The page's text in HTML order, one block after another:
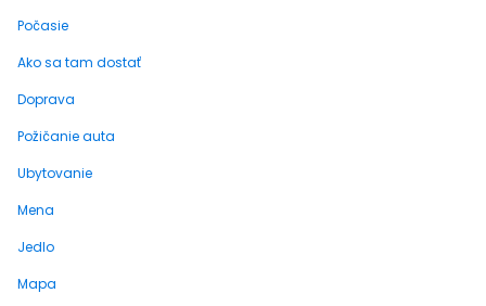
Počasie
Ako sa tam dostať
Doprava
Požičanie auta
Ubytovanie
Mena
Jedlo
Mapa